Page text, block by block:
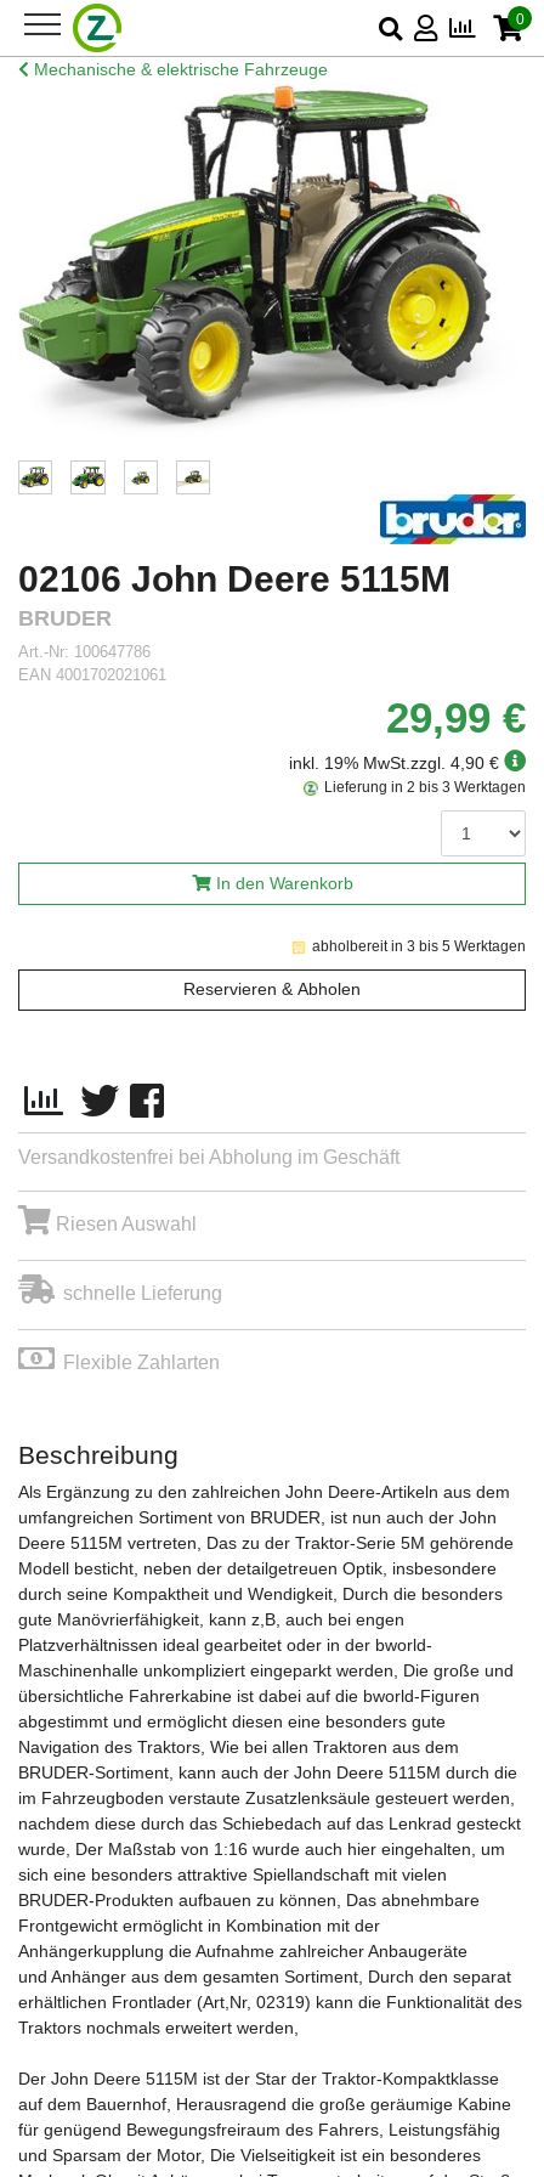
0
Mechanische & elektrische Fahrzeuge
02106 John Deere 5115M
BRUDER
Art.-Nr: 100647786
EAN 4001702021061
29,99 €
inkl. 19% MwSt.zzgl. 4,90 €
abholbereit in 3 bis 5 Werktagen
Reservieren & Abholen
Lieferung in 2 bis 3 Werktagen
In den Warenkorb
Versandkostenfrei bei Abholung im Geschäft
Riesen Auswahl
schnelle Lieferung
Flexible Zahlarten
Beschreibung
Als Ergänzung zu den zahlreichen John Deere-Artikeln aus dem
umfangreichen Sortiment von BRUDER, ist nun auch der John
Deere 5115M vertreten, Das zu der Traktor-Serie 5M gehörende
Modell besticht, neben der detailgetreuen Optik, insbesondere
durch seine Kompaktheit und Wendigkeit, Durch die besonders
gute Manövrierfähigkeit, kann z,B, auch bei engen
Platzverhältnissen ideal gearbeitet oder in der bworld-
Maschinenhalle unkompliziert eingeparkt werden, Die große und
übersichtliche Fahrerkabine ist dabei auf die bworld-Figuren
abgestimmt und ermöglicht diesen eine besonders gute
Navigation des Traktors, Wie bei allen Traktoren aus dem
BRUDER-Sortiment, kann auch der John Deere 5115M durch die
im Fahrzeugboden verstaute Zusatzlenksäule gesteuert werden,
nachdem diese durch das Schiebedach auf das Lenkrad gesteckt
wurde, Der Maßstab von 1:16 wurde auch hier eingehalten, um
sich eine besonders attraktive Spiellandschaft mit vielen
BRUDER-Produkten aufbauen zu können, Das abnehmbare
Frontgewicht ermöglicht in Kombination mit der
Anhängerkupplung die Aufnahme zahlreicher Anbaugeräte
und Anhänger aus dem gesamten Sortiment, Durch den separat
erhältlichen Frontlader (Art,Nr, 02319) kann die Funktionalität des
Traktors nochmals erweitert werden,
Der John Deere 5115M ist der Star der Traktor-Kompaktklasse
auf dem Bauernhof, Herausragend die große geräumige Kabine
für genügend Bewegungsfreiraum des Fahrers, Leistungsfähig
und Sparsam der Motor, Die Vielseitigkeit ist ein besonderes